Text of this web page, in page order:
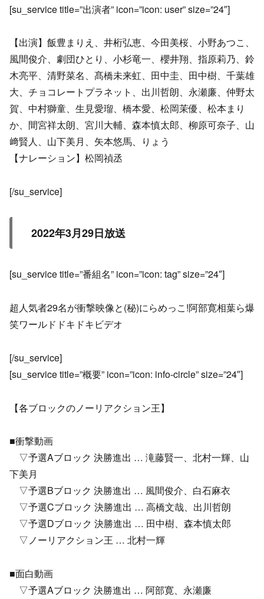
[su_service title=”出演者” icon=”icon: user” size=”24″]
【出演】飯豊まりえ、井桁弘恵、今田美桜、小野あつこ、
風間俊介、劇団ひとり、小杉竜一、櫻井翔、指原莉乃、鈴
木亮平、清野菜名、髙橋未来虹、田中圭、田中樹、千葉雄
大、チョコレートプラネット、出川哲朗、永瀬廉、仲野太
賀、中村獅童、生見愛瑠、橋本愛、松岡茉優、松本まり
か、間宮祥太朗、宮川大輔、森本慎太郎、柳原可奈子、山
﨑賢人、山下美月、矢本悠馬、りょう
【ナレーション】松岡禎丞
[/su_service]
2022年3月29日放送
[su_service title=”番組名” icon=”icon: tag” size=”24″]
超人気者29名が衝撃映像と(秘)にらめっこ!阿部寛相葉ら爆
笑ワールドドキドキビデオ
[/su_service]
[su_service title=”概要” icon=”icon: info-circle” size=”24″]
【各ブロックのノーリアクション王】
■衝撃動画
▽予選Aブロック 決勝進出 … 滝藤賢一、北村一輝、山
下美月
▽予選Bブロック 決勝進出 … 風間俊介、白石麻衣
▽予選Cブロック 決勝進出 … 高橋文哉、出川哲朗
▽予選Dブロック 決勝進出 … 田中樹、森本慎太郎
▽ノーリアクション王 … 北村一輝
■面白動画
▽予選Aブロック 決勝進出 … 阿部寛、永瀬廉